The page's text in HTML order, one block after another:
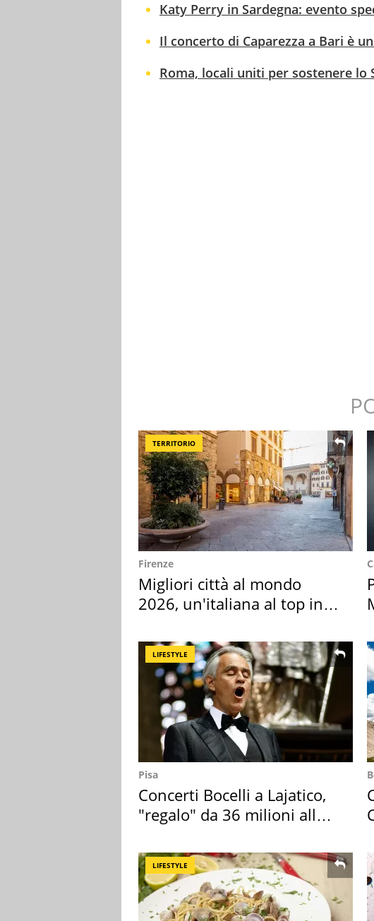
Katy Perry in Sardegna: evento
Il concerto di Caparezza a Bari è
Roma, locali uniti per sostenere lo
TERRITORIO
Firenze
Migliori città al mondo
2026, un'italiana al top in
LIFESTYLE
Pisa
Concerti Bocelli a Lajatico,
"regalo" da 36 milioni alla
LIFESTYLE